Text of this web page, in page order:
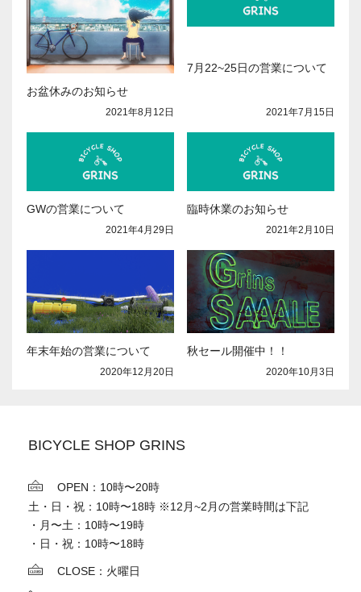
お盆休みのお知らせ
2021年8月12日
7月22~25日の営業について
2021年7月15日
GWの営業について
2021年4月29日
臨時休業のお知らせ
2021年2月10日
年末年始の営業について
2020年12月20日
秋セール開催中！！
2020年10月3日
BICYCLE SHOP GRINS
OPEN：10時〜20時
土・日・祝：10時〜18時 ※12月~2月の営業時間は下記
・月〜土：10時〜19時
・日・祝：10時〜18時
CLOSE：火曜日